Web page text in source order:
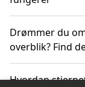
Drømmer du
overblik? Find
Hvordan